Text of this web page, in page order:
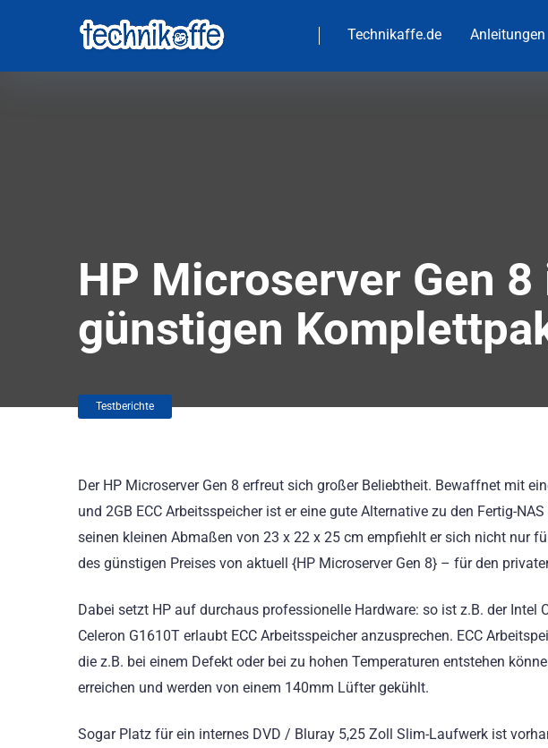
Technikaffe.de Anleitungen
HP Microserver Gen
günstigen
Testberichte
Der HP Microserver Gen 8 erfreut sich großer Beliebtheit. Bewaffnet mit
und 2GB ECC Arbeitsspeicher ist er eine gute Alternative zu den Fertig-
seinen kleinen Abmaßen von 23 x 22 x 25 cm empfiehlt er sich nicht nur
des günstigen Preises von aktuell {HP Microserver Gen 8} – für den
Dabei setzt HP auf durchaus professionelle Hardware: so ist z.B. der Intel
Celeron G1610T erlaubt ECC Arbeitsspeicher anzusprechen. ECC
die z.B. bei einem Defekt oder bei zu hohen Temperaturen entstehen
erreichen und werden von einem 140mm Lüfter gekühlt.
Sogar Platz für ein internes DVD / Bluray 5,25 Zoll Slim-Laufwerk ist